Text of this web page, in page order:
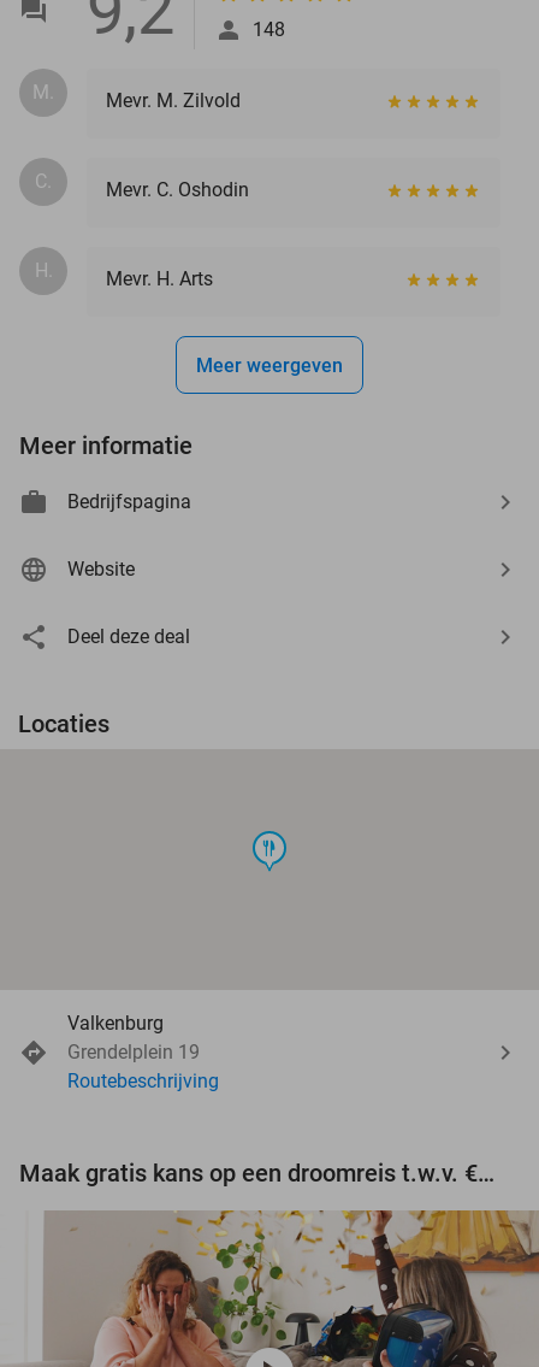
148
M. Mevr. M. Zilvold
C. Mevr. C. Oshodin
H. Mevr. H. Arts
Meer weergeven
Meer informatie
Bedrijfspagina
Website
Deel deze deal
Locaties
food
Valkenburg
Grendelplein 19
Routebeschrijving
Maak gratis kans op een droomreis t.w.v. €3.000!